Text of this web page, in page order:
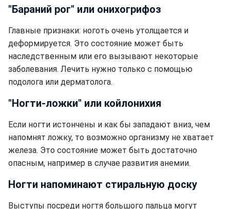
"Бараний рог" или онихогрифоз
Главные признаки: ноготь очень утолщается и
деформируется. Это состояние может быть
наследственным или его вызывают некоторые
заболевания. Лечить нужно только с помощью
подолога или дерматолога.
"Ногти-ложки" или койлонихия
Если ногти истончены и как бы западают вниз, чем
напомнят ложку, то возможно организму не хватает
железа. Это состояние может быть достаточно
опасным, например в случае развития анемии.
Ногти напоминают стиральную доску
Выступы посреди ногтя большого пальца могут